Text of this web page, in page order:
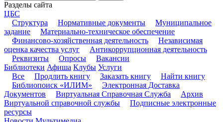
Разделы сайта
ЦБС
Структура
Нормативные документы
Муниципальное
задание
Материально-техническое обеспечение
Финансово-хозяйственная деятельность
Независимая
оценка качества услуг
Антикоррупционная деятельность
Реквизиты
Опросы
Вакансии
Библиотеки Афиша Клубы Услуги
Все
Продлить книгу Заказать книгу
Найти книгу
Библиопоиск «ИЛИМ»
Электронная Доставка
Документов
Виртуальная Справочная Служба
Архив
Виртуальной справочной службы
Подписные электронные
ресурсы